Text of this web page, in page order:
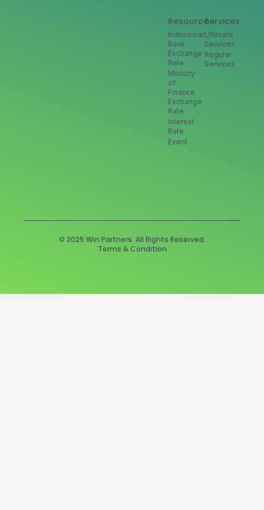
Services
Ultimate
Services
Regular
Services
Resource
Indonesian
Bank
Exchange
Rate
Ministry
of
Finance
Exchange
Rate
Interest
Rate
Event
© 2025 Win Partners. All Rights Reserved.
Terms & Condition